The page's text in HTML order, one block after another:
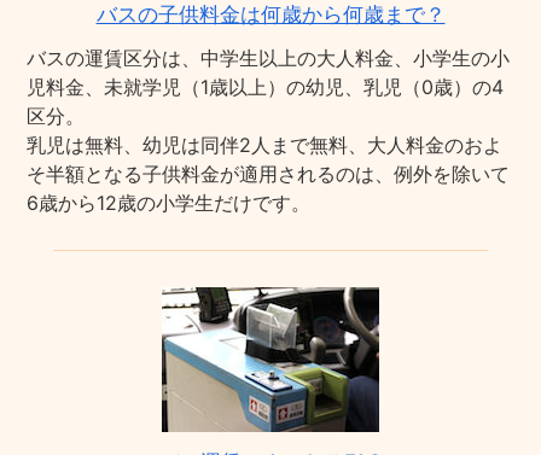
バスの子供料金は何歳から何歳まで？
バスの運賃区分は、中学生以上の大人料金、小学生の小
児料金、未就学児（1歳以上）の幼児、乳児（0歳）の4
区分。
乳児は無料、幼児は同伴2人まで無料、大人料金のおよ
そ半額となる子供料金が適用されるのは、例外を除いて
6歳から12歳の小学生だけです。